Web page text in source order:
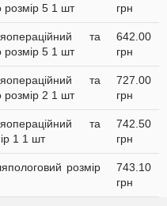
розмір 5 1 шт
грн
та
розмір 5 1 шт
642.00
грн
та
розмір 2 1 шт
727.00
грн
та
1 1 шт
742.50
грн
розмір
743.10
грн